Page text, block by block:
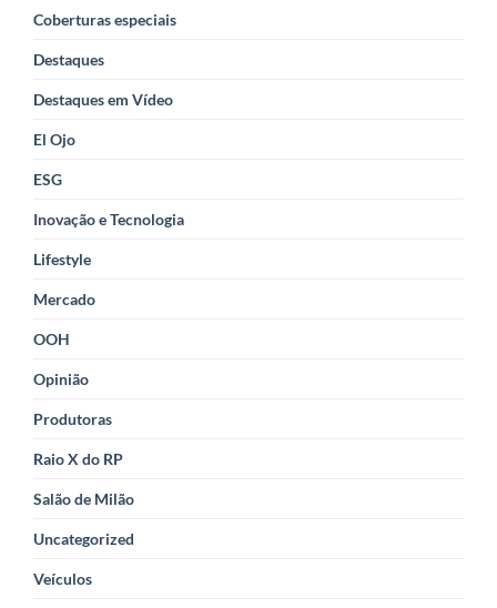
Coberturas especiais
Destaques
Destaques em Vídeo
El Ojo
ESG
Inovação e Tecnologia
Lifestyle
Mercado
OOH
Opinião
Produtoras
Raio X do RP
Salão de Milão
Uncategorized
Veículos